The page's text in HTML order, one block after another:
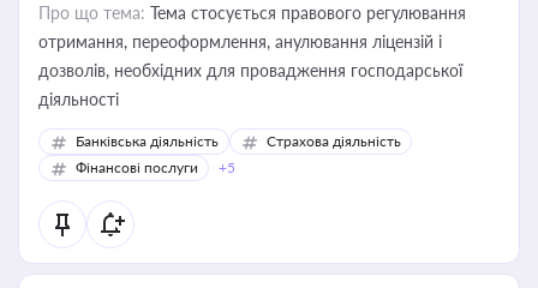
Про що тема: Тема стосується правового регулювання
отримання, переоформлення, анулювання ліцензій і
дозволів, необхідних для провадження господарської
діяльності
Банківська діяльність
Страхова діяльність
Фінансові послуги
+5